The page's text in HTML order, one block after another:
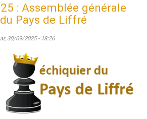
: Assemblée générale
Pays de Liffré
30/09/2025 - 18:26